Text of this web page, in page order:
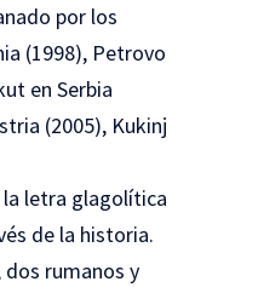
por los
(1998), Petrovo
en Serbia
(2005), Kukinj
la letra glagolítica
de la historia.
rumanos y